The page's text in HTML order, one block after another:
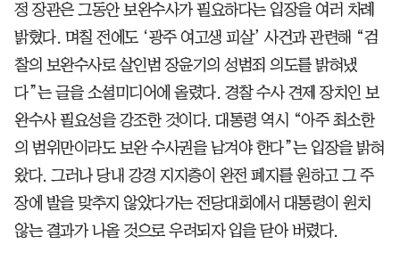
정 장관은 그동안 보완수사가 필요하다는 입장을 여러 차례
밝혔다. 며칠 전에도 ‘광주 여고생 피살’ 사건과 관련해 “검
찰의 보완수사로 살인범 장윤기의 성범죄 의도를 밝혀냈
다”는 글을 소셜미디어에 올렸다. 경찰 수사 견제 장치인 보
완수사 필요성을 강조한 것이다. 대통령 역시 “아주 최소한
의 범위만이라도 보완 수사권을 남겨야 한다”는 입장을 밝혀
왔다. 그러나 당내 강경 지지층이 완전 폐지를 원하고 그 주
장에 발을 맞추지 않았다가는 전당대회에서 대통령이 원치
않는 결과가 나올 것으로 우려되자 입을 닫아 버렸다.